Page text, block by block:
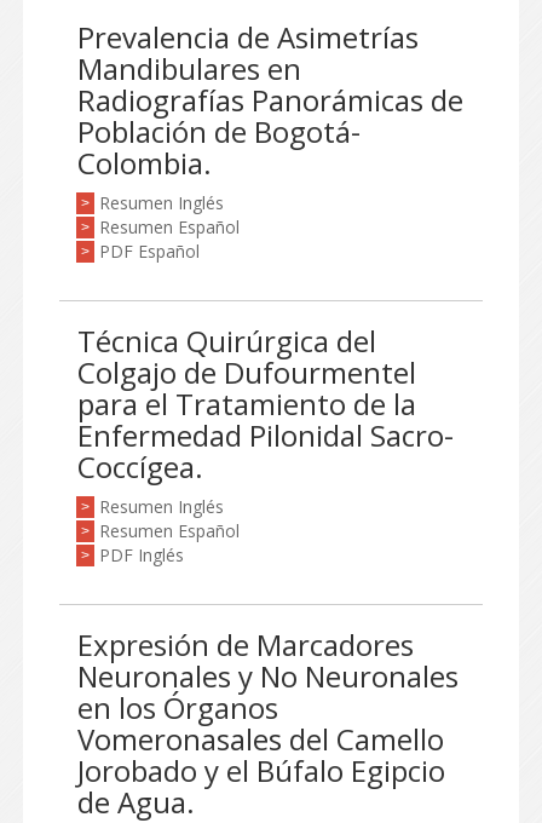
Prevalencia de Asimetrías
Mandibulares en
Radiografías Panorámicas de
Población de Bogotá-
Colombia.
> Resumen Inglés
> Resumen Español
> PDF Español
Técnica Quirúrgica del
Colgajo de Dufourmentel
para el Tratamiento de la
Enfermedad Pilonidal Sacro-
Coccígea.
> Resumen Inglés
> Resumen Español
> PDF Inglés
Expresión de Marcadores
Neuronales y No Neuronales
en los Órganos
Vomeronasales del Camello
Jorobado y el Búfalo Egipcio
de Agua.